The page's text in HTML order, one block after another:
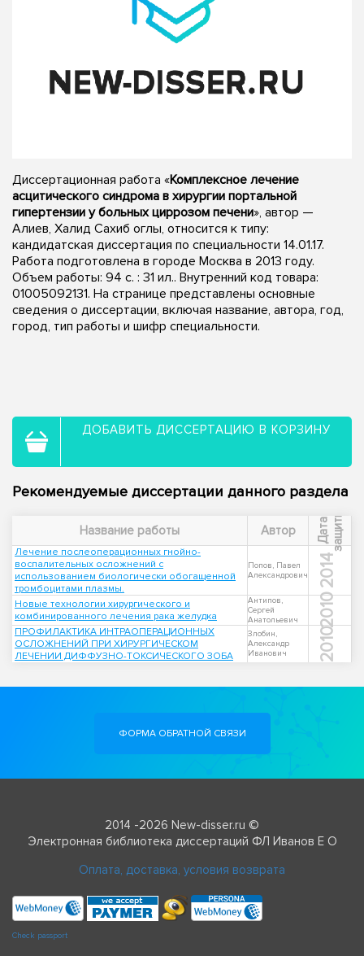
Диссертационная работа «Комплексное лечение
асцитического синдрома в хирургии портальной
гипертензии у больных циррозом печени», автор —
Алиев, Халид Сахиб оглы, относится к типу:
кандидатская диссертация по специальности 14.01.17.
Работа подготовлена в городе Москва в 2013 году.
Объем работы: 94 с. : 31 ил.. Внутренний код товара:
01005092131. На странице представлены основные
сведения о диссертации, включая название, автора, год,
город, тип работы и шифр специальности.
ДОБАВИТЬ ДИССЕРТАЦИЮ В КОРЗИНУ
Рекомендуемые диссертации данного раздела
Название работы Автор Д
а
т
а
з
а
щ
и
т ы
Лечение послеоперационных гнойно-
воспалительных осложнений с
использованием биологически обогащенной
тромбоцитами плазмы.
Попов, Павел
Александрович
2014
Новые технологии хирургического и
комбинированного лечения рака желудка
Антипов,
Сергей
Анатольевич
2010
ПРОФИЛАКТИКА ИНТРАОПЕРАЦИОННЫХ
ОСЛОЖНЕНИЙ ПРИ ХИРУРГИЧЕСКОМ
ЛЕЧЕНИИ ДИФФУЗНО-ТОКСИЧЕСКОГО ЗОБА
Злобин,
Александр
Иванович
2010
ФОРМА ОБРАТНОЙ СВЯЗИ
2014 -2026 New-disser.ru ©
Электронная библиотека диссертаций ФЛ Иванов Е О
Оплата, доставка, условия возврата
Check passport